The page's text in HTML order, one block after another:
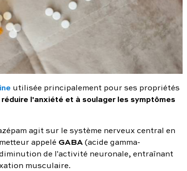
utilisée principalement pour ses propriétés
réduire l'anxiété et à soulager les symptômes
agit sur le système nerveux central en
appelé GABA(acide gamma-
de l'activité neuronale, entraînant
musculaire.